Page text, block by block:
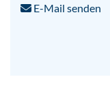
E-Mail senden